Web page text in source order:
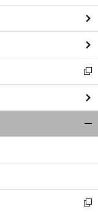
ン
ド
ウ
で
開
く
新
し
い
ウ
ィ
ン
ウ
開
く
新